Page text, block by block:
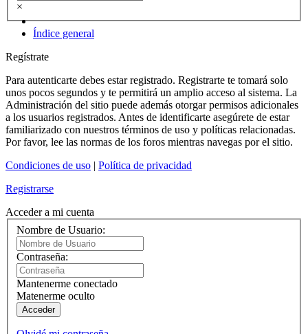
×
Índice general
Regístrate
Para autenticarte debes estar registrado. Registrarte te tomará solo
unos pocos segundos y te permitirá un amplio acceso al sistema. La
Administración del sitio puede además otorgar permisos adicionales
a los usuarios registrados. Antes de identificarte asegúrete de estar
familiarizado con nuestros términos de uso y políticas relacionadas.
Por favor, lee las normas de los foros mientras navegas por el sitio.
Condiciones de uso | Política de privacidad
Registrarse
Acceder a mi cuenta
Nombre de Usuario:
Contraseña:
Mantenerme conectado
Matenerme oculto
Acceder